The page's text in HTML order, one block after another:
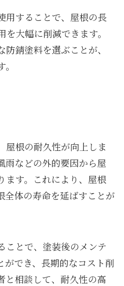
用することで、屋根の長
大幅に削減できます。
錆塗料を選ぶことが、
屋根の耐久性が向上しま
雨などの外的要因から屋
ます。これにより、屋根
全体の寿命を延ばすことが
ことで、塗装後のメンテ
ができ、長期的なコスト削
と相談して、耐久性の高